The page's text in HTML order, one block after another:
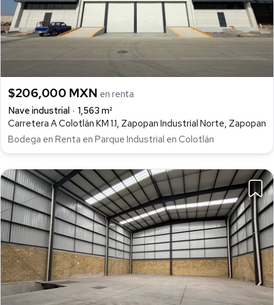
$206,000 MXN en renta
Nave industrial
1,563 m²
Carretera A Colotlán KM 1.1, Zapopan Industrial Norte, Zapopan
Bodega en Renta en Parque Industrial en Colotlán